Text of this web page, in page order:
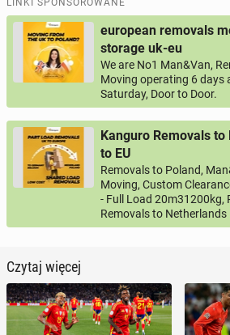
LINKI SPONSOROWANE
european removals
storage uk-eu
We are No1 Man&Van,
Moving operating 6 days
Saturday, Door to Door.
Kanguro Removals
to EU
Removals to Poland,
Moving, Custom
- Full Load 20m31200kg,
Removals to Netherlands
Czytaj więcej